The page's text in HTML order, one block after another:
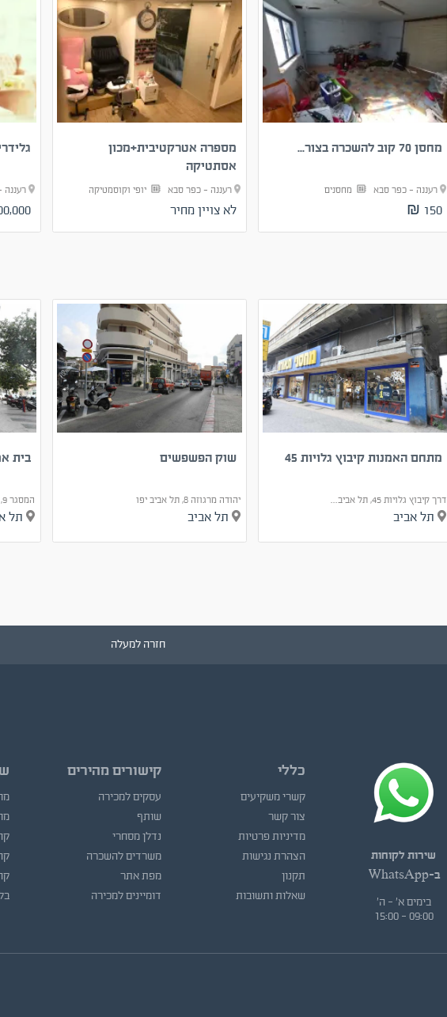
מחסן 70 קוב להשכרה בצור...
רעננה - כפר סבא מחסנים
150 ₪
מספרה אטרקטיבית+מכון
אסתטיקה
רעננה - כפר סבא יופי וקוסמטיקה
לא צויין מחיר ₪
מתחם האמנות קיבוץ גלויות 45
דרך קיבוץ גלויות 45, תל אביב...
תל אביב
שוק הפשפשים
יהודה מרגוזה 8, תל אביב יפו
תל אביב
בית
המסגר 9, תל אביב יפו
תל
חזרה למעלה
שירות לקוחות
ב-WhatsApp
בימים א' - ה'
09:00 - 15:00
כללי
קשרי משקיעים
צור קשר
מדיניות פרטיות
הצהרת נגישות
תקנון
שאלות ותשובות
קישורים מהירים
עסקים למכירה
שותף
נדלן מסחרי
משרדים להשכרה
מפת אתר
דומיינים למכירה